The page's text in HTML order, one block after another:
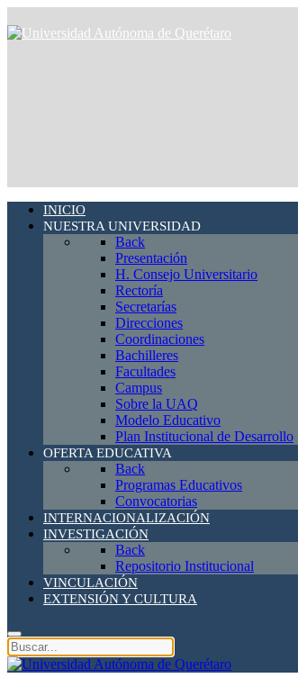
INICIO
NUESTRA UNIVERSIDAD
Back
Presentación
H. Consejo Universitario
Rectoría
Secretarías
Direcciones
Coordinaciones
Bachilleres
Facultades
Campus
Sobre la UAQ
Modelo Educativo
Plan Institucional de Desarrollo
OFERTA EDUCATIVA
Back
Programas Educativos
Convocatorias
INTERNACIONALIZACIÓN
INVESTIGACIÓN
Back
Repositorio Institucional
VINCULACIÓN
EXTENSIÓN Y CULTURA